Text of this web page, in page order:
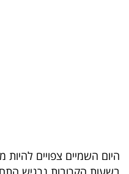
5
היום השמיים צפויים